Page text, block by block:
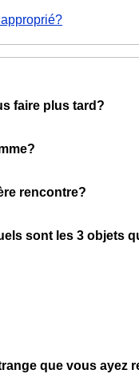
faire plus tard?
rencontre?
sont les 3 objets
que vous ayez